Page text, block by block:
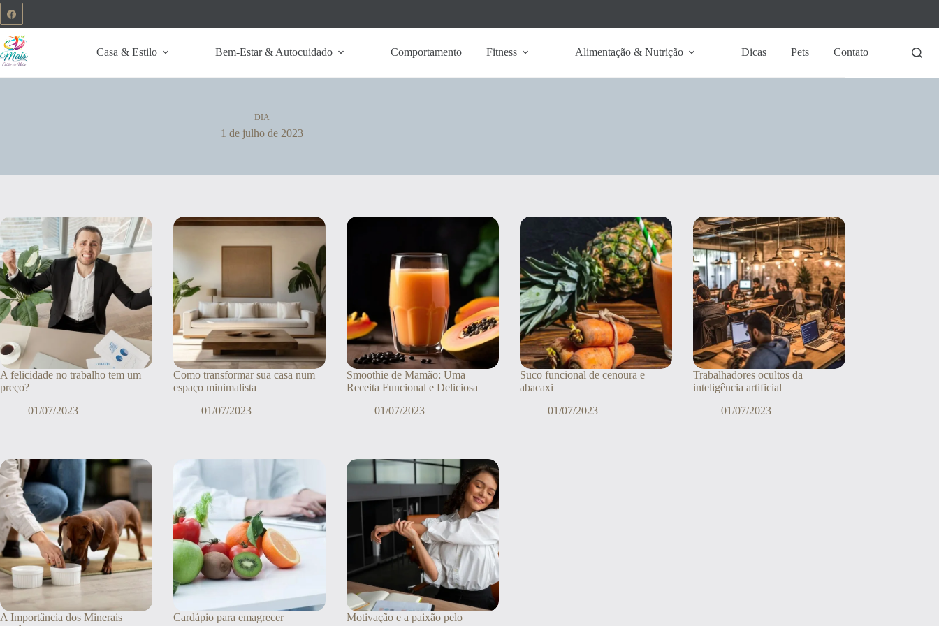
Casa & Estilo Bem-Estar & Autocuidado Comportamento Fitness Alimentação & Nutrição Dicas Pets Contato
DIA
1 de julho de 2023
A felicidade no trabalho tem um
preço?
01/07/2023
Como transformar sua casa num
espaço minimalista
01/07/2023
Smoothie de Mamão: Uma
Receita Funcional e Deliciosa
01/07/2023
Suco funcional de cenoura e
abacaxi
01/07/2023
Trabalhadores ocultos da
inteligência artificial
01/07/2023
A Importância dos Minerais
Cardápio para emagrecer
Motivação e a paixão pelo